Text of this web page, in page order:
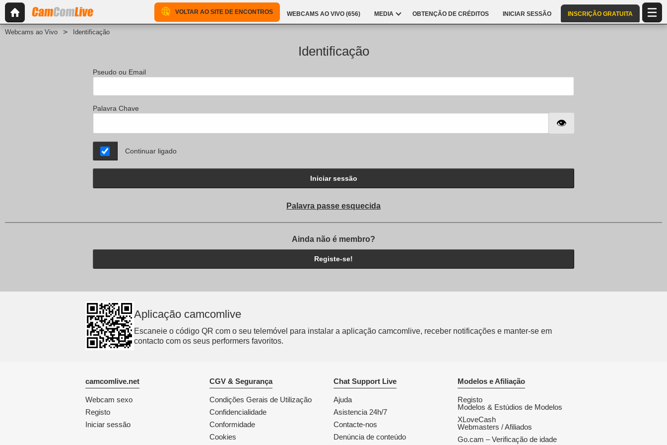
VOLTAR AO SITE DE ENCONTROS WEBCAMS AO VIVO (656) MEDIA OBTENÇÃO DE CRÉDITOS INICIAR SESSÃO INSCRIÇÃO GRATUITA
Webcams ao Vivo Identificação
Identificação
Pseudo ou Email
Palavra Chave
Continuar ligado
Iniciar sessão
Palavra passe esquecida
Ainda não é membro?
Registe-se!
Aplicação camcomlive
Escaneie o código QR com o seu telemóvel para instalar a aplicação camcomlive, receber notificações e manter-se em
contacto com os seus performers favoritos.
camcomlive.net
Webcam sexo
Registo
Iniciar sessão
CGV & Segurança
Condições Gerais de Utilização
Confidencialidade
Conformidade
Cookies
Chat Support Live
Ajuda
Asistencia 24h/7
Contacte-nos
Denúncia de conteúdo
Modelos e Afiliação
Registo
Modelos & Estúdios de Modelos
XLoveCash
Webmasters / Afiliados
Go.cam – Verificação de idade